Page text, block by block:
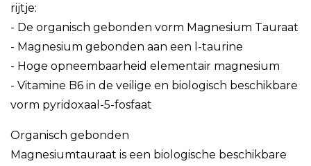
rijtje:
- De organisch gebonden vorm Magnesium Tauraat
- Magnesium gebonden aan een l-taurine
- Hoge opneembaarheid elementair magnesium
- Vitamine B6 in de veilige en biologisch beschikbare
vorm pyridoxaal-5-fosfaat
Organisch gebonden
Magnesiumtauraat is een biologische beschikbare